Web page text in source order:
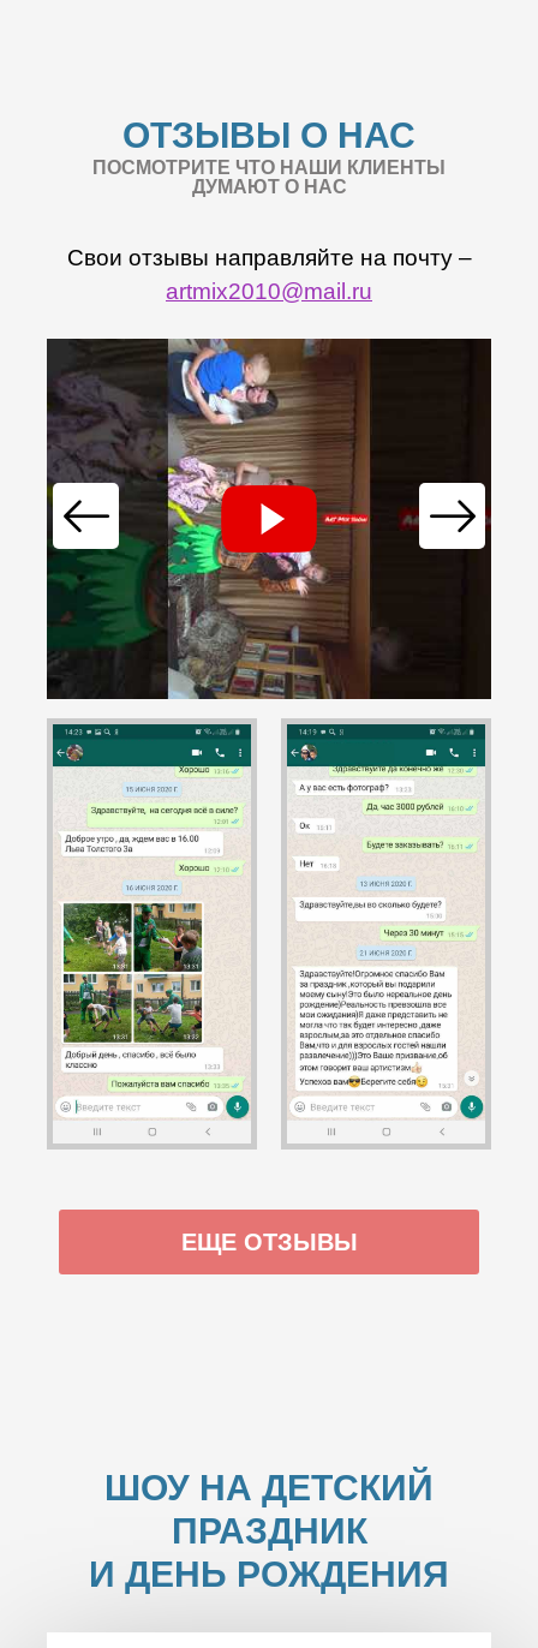
ОТЗЫВЫ О НАС
ПОСМОТРИТЕ ЧТО НАШИ КЛИЕНТЫ
ДУМАЮТ О НАС
Свои отзывы направляйте на почту –
artmix2010@mail.ru
ЕЩЕ ОТЗЫВЫ
ШОУ НА ДЕТСКИЙ
ПРАЗДНИК
И ДЕНЬ РОЖДЕНИЯ